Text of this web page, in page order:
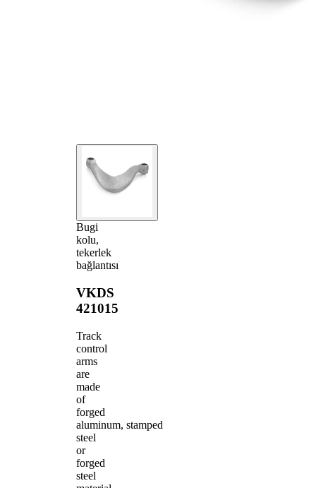
Bugi
kolu,
tekerlek
bağlantısı
VKDS
421015
Track
control
arms
are
made
of
forged
aluminum, stamped
steel
or
forged
steel